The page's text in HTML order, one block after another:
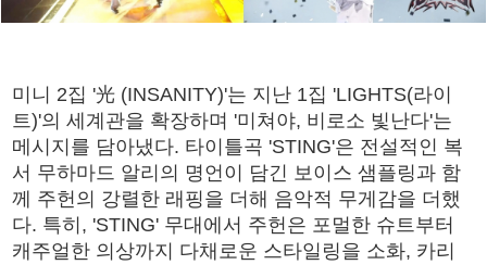
미니 2집 '光 (INSANITY)'는 지난 1집 'LIGHTS(라이
트)'의 세계관을 확장하며 '미쳐야, 비로소 빛난다'는
메시지를 담아냈다. 타이틀곡 'STING'은 전설적인 복
서 무하마드 알리의 명언이 담긴 보이스 샘플링과 함
께 주헌의 강렬한 래핑을 더해 음악적 무게감을 더했
다. 특히, 'STING' 무대에서 주헌은 포멀한 슈트부터
캐주얼한 의상까지 다채로운 스타일링을 소화, 카리